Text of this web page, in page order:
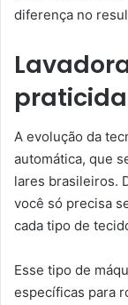
diferença no
A evolução da
automática, que
lares brasileiros.
você só precisa
cada tipo de
Esse tipo de
específicas para